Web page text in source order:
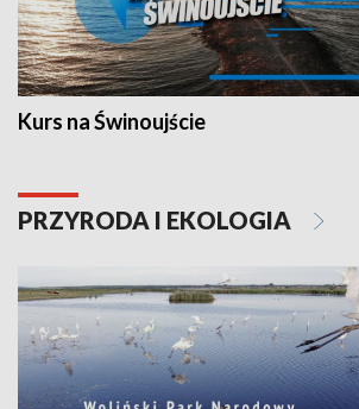
Kurs na Świnoujście
PRZYRODA I EKOLOGIA